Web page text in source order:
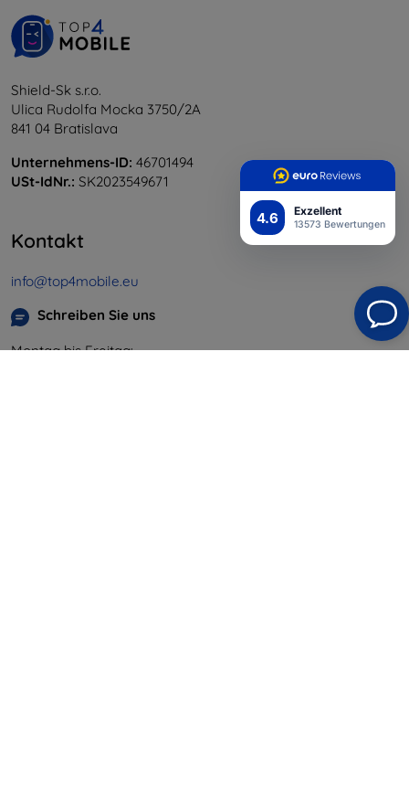
4.6 Exzellent
13573 Bewertungen
Shield-Sk s.r.o.
Ulica Rudolfa Mocka 3750/2A
841 04 Bratislava
Unternehmens-ID: 46701494
USt-IdNr.: SK2023549671
Kontakt
info@top4mobile.eu
Schreiben Sie uns
Montag bis Freitag: